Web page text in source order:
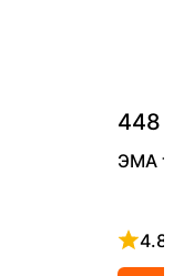
448
ЭМА
4.8